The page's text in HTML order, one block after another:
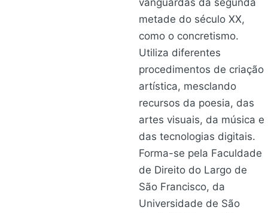
metade do século XX,
como o concretismo.
Utiliza diferentes
procedimentos de criação
artística, mesclando
recursos da poesia, das
artes visuais, da música e
das tecnologias digitais.
Forma-se pela Faculdade
de Direito do Largo de
São Francisco, da
Universidade de São